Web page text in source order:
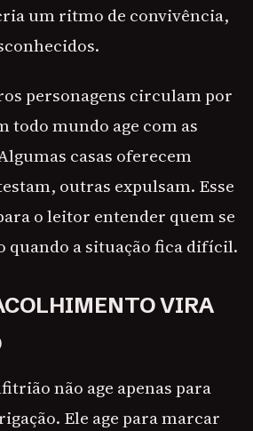
um ritmo de convivência,
personagens circulam por
todo mundo age com as
casas oferecem
outras expulsam. Esse
o leitor entender quem se
quando a situação fica difícil.
VIRA
não age apenas para
Ele age para marcar